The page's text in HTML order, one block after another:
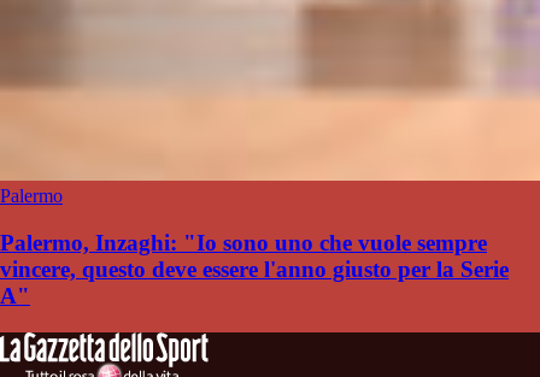
Palermo
Palermo, Inzaghi: "Io sono uno che vuole sempre
vincere, questo deve essere l'anno giusto per la Serie
A"